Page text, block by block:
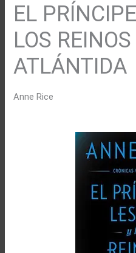
EL
LOS
ATLÁNTIDA
Anne Rice